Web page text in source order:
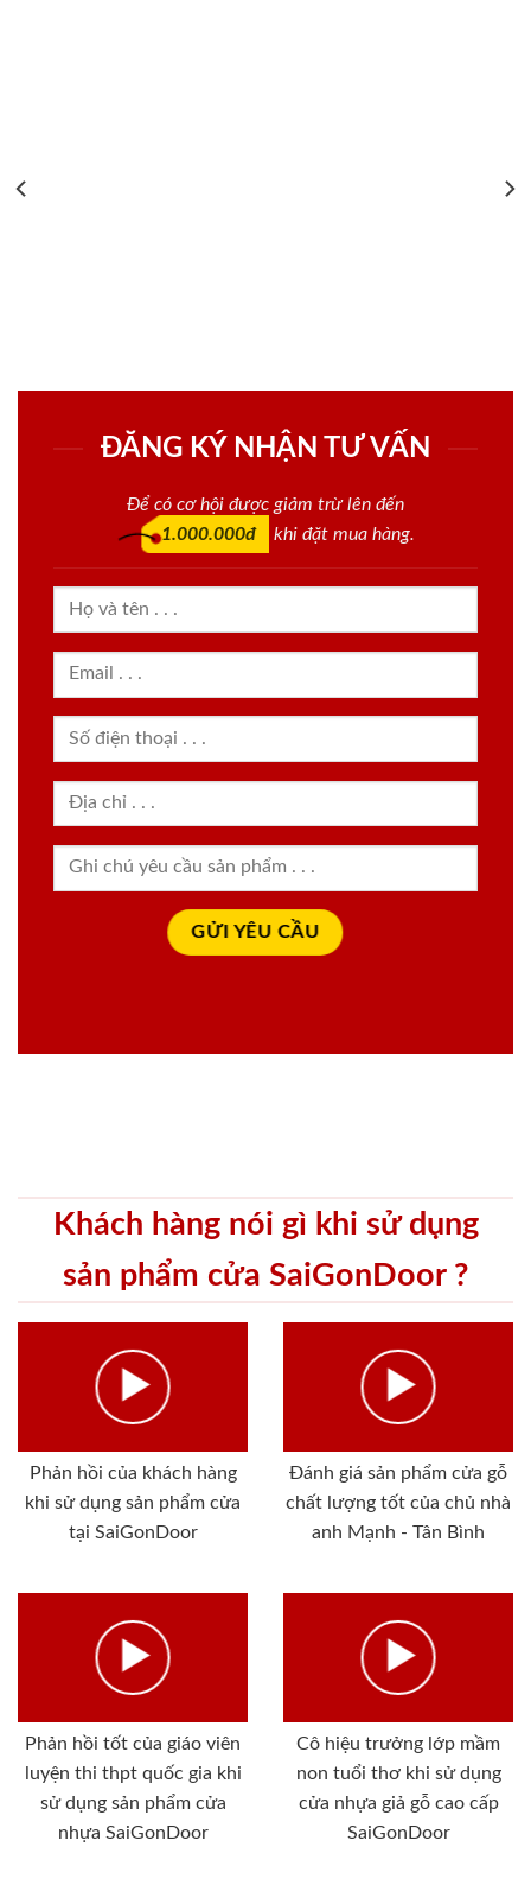
ĐĂNG KÝ NHẬN TƯ VẤN
Để có cơ hội được giảm trừ lên đến
1.000.000đ
khi đặt mua hàng.
Khách hàng nói gì khi sử dụng
sản phẩm cửa SaiGonDoor ?
Phản hồi của khách hàng
khi sử dụng sản phẩm cửa
tại SaiGonDoor
Đánh giá sản phẩm cửa gỗ
chất lượng tốt của chủ nhà
anh Mạnh - Tân Bình
Phản hồi tốt của giáo viên
luyện thi thpt quốc gia khi
sử dụng sản phẩm cửa
nhựa SaiGonDoor
Cô hiệu trưởng lớp mầm
non tuổi thơ khi sử dụng
cửa nhựa giả gỗ cao cấp
SaiGonDoor